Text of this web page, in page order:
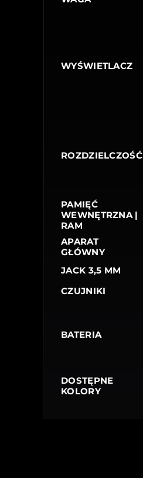
WYŚWIETLACZ
ROZDZIELCZOŚĆ
PAMIĘĆ
WEWNĘTRZNA |
RAM
APARAT
GŁÓWNY
JACK 3,5 MM
CZUJNIKI
BATERIA
DOSTĘPNE
KOLORY